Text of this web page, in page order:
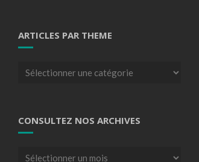
ARTICLES PAR THEME
Articles
CONSULTEZ NOS ARCHIVES
Consultez